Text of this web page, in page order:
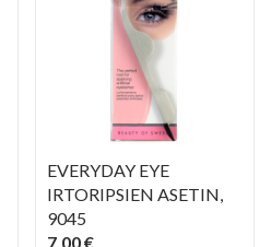
EVERYDAY EYE
IRTORIPSIEN ASETIN,
9045
7,00 €